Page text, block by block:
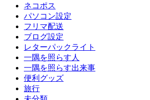
ネコポス
パソコン設定
フリマ配送
ブログ設定
レターパックライト
一隅を照らす人
一隅を照らす出来事
便利グッズ
旅行